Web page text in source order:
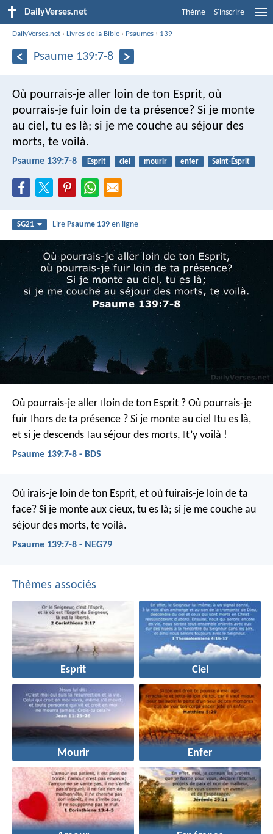
DailyVerses.net Thème S'inscrire
DailyVerses.net ›Livres de la Bible › Psaumes › 139
Psaume 139:7-8
Où pourrais-je aller loin de ton Esprit, où
pourrais-je fuir loin de ta présence? Si je monte
au ciel, tu es là; si je me couche au séjour des
morts, te voilà.
Psaume 139:7-8 Esprit ciel mourir enfer Saint-Ésprit
SG21 LirePsaume 139 en ligne
Où pourrais-je aller loin de ton Esprit ? Où pourrais-je
fuir
hors de ta présence ? Si je monte au ciel
tu es là,
et si je descends au séjour des morts, t’y voilà !
Psaume 139:7-8 - BDS
Où irais-je loin de ton Esprit, et où fuirais-je loin de ta
face? Si je monte aux cieux, tu es là; si je me couche au
séjour des morts, te voilà.
Psaume 139:7-8 - NEG79
Thèmes associés
Esprit Ciel
Mourir Enfer